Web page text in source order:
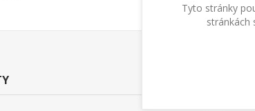
Tyto stránky
stránkách